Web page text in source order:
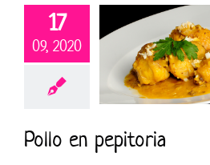
17
09, 2020
Pollo en pepitoria